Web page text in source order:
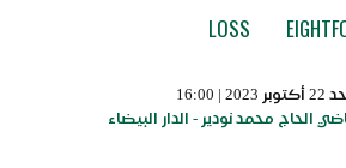
LOSS
2023 | 16:00
الحاج محمد نودير - الدار البيضاء